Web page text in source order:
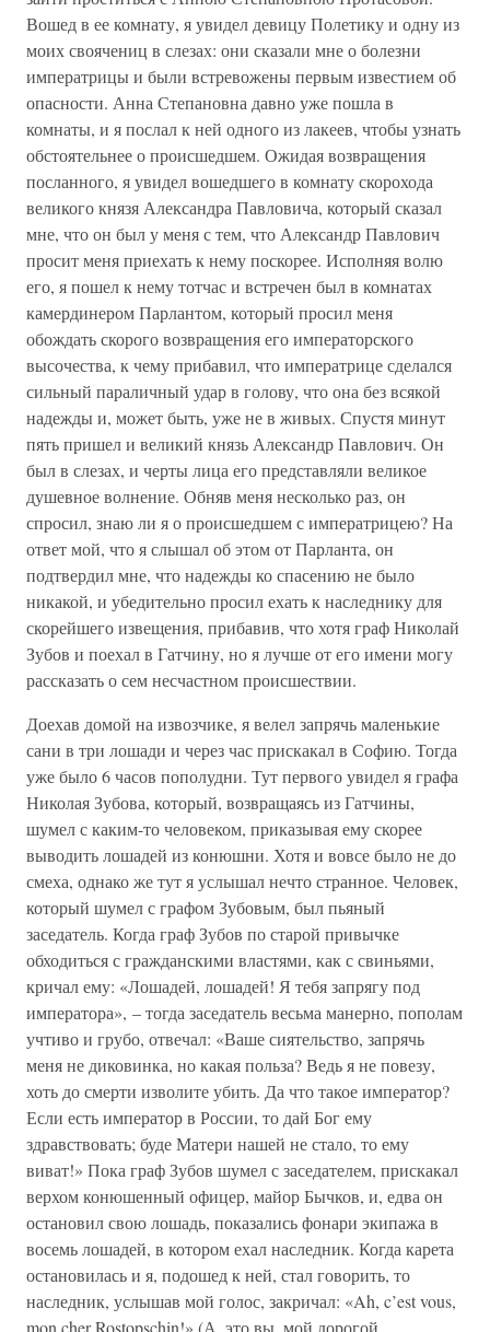
Вошед в ее комнату, я увидел девицу Полетику и одну из
моих своячениц в слезах: они сказали мне о болезни
императрицы и были встревожены первым известием об
опасности. Анна Степановна давно уже пошла в
комнаты, и я послал к ней одного из лакеев, чтобы узнать
обстоятельнее о происшедшем. Ожидая возвращения
посланного, я увидел вошедшего в комнату скорохода
великого князя Александра Павловича, который сказал
мне, что он был у меня с тем, что Александр Павлович
просит меня приехать к нему поскорее. Исполняя волю
его, я пошел к нему тотчас и встречен был в комнатах
камердинером Парлантом, который просил меня
обождать скорого возвращения его императорского
высочества, к чему прибавил, что императрице сделался
сильный параличный удар в голову, что она без всякой
надежды и, может быть, уже не в живых. Спустя минут
пять пришел и великий князь Александр Павлович. Он
был в слезах, и черты лица его представляли великое
душевное волнение. Обняв меня несколько раз, он
спросил, знаю ли я о происшедшем с императрицею? На
ответ мой, что я слышал об этом от Парланта, он
подтвердил мне, что надежды ко спасению не было
никакой, и убедительно просил ехать к наследнику для
скорейшего извещения, прибавив, что хотя граф Николай
Зубов и поехал в Гатчину, но я лучше от его имени могу
рассказать о сем несчастном происшествии.
Доехав домой на извозчике, я велел запрячь маленькие
сани в три лошади и через час прискакал в Софию. Тогда
уже было 6 часов пополудни. Тут первого увидел я графа
Николая Зубова, который, возвращаясь из Гатчины,
шумел с каким-то человеком, приказывая ему скорее
выводить лошадей из конюшни. Хотя и вовсе было не до
смеха, однако же тут я услышал нечто странное. Человек,
который шумел с графом Зубовым, был пьяный
заседатель. Когда граф Зубов по старой привычке
обходиться с гражданскими властями, как с свиньями,
кричал ему: «Лошадей, лошадей! Я тебя запрягу под
императора», – тогда заседатель весьма манерно, пополам
учтиво и грубо, отвечал: «Ваше сиятельство, запрячь
меня не диковинка, но какая польза? Ведь я не повезу,
хоть до смерти изволите убить. Да что такое император?
Если есть император в России, то дай Бог ему
здравствовать; буде Матери нашей не стало, то ему
виват!» Пока граф Зубов шумел с заседателем, прискакал
верхом конюшенный офицер, майор Бычков, и, едва он
остановил свою лошадь, показались фонари экипажа в
восемь лошадей, в котором ехал наследник. Когда карета
остановилась и я, подошед к ней, стал говорить, то
наследник, услышав мой голос, закричал: «Ah, c’est vous,